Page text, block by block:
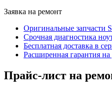
Заявка на ремонт
Оригинальные запчасти
Срочная диагностика
Бесплатная доставка в
Расширенная гарантия на
Прайс-лист на